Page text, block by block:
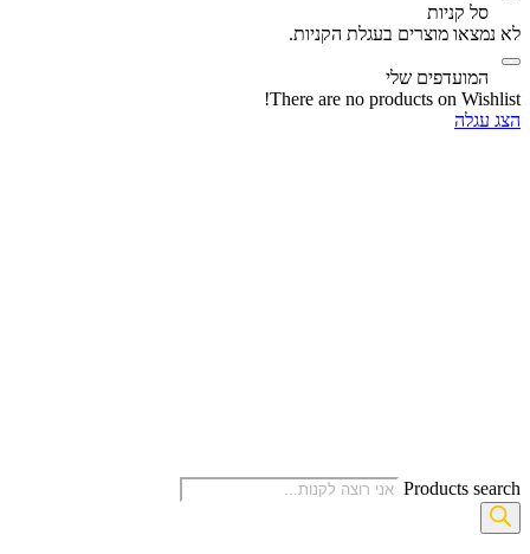
סל קניות‬
לא נמצאו מוצרים בעגלת הקניות.
המועדפים שלי
There are no products on Wishlist!
הצג עגלה
Products search